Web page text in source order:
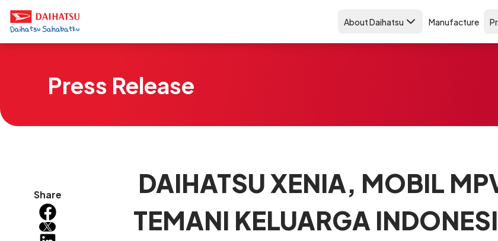
About Daihatsu Manufacture
Press Release
Share
DAIHATSU XENIA, MOBIL
TEMANI KELUARGA